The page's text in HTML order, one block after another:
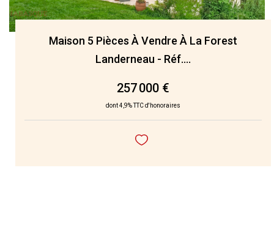
Maison 5 Pièces À Vendre À La Forest
Landerneau - Réf....
257 000 €
dont 4,9% TTC d'honoraires